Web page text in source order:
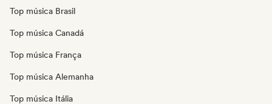
Top música Brasil
Top música Canadá
Top música França
Top música Alemanha
Top música Itália